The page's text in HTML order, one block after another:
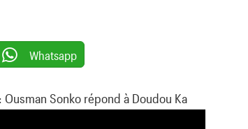
Whatsapp
Sonko répond à Doudou Ka